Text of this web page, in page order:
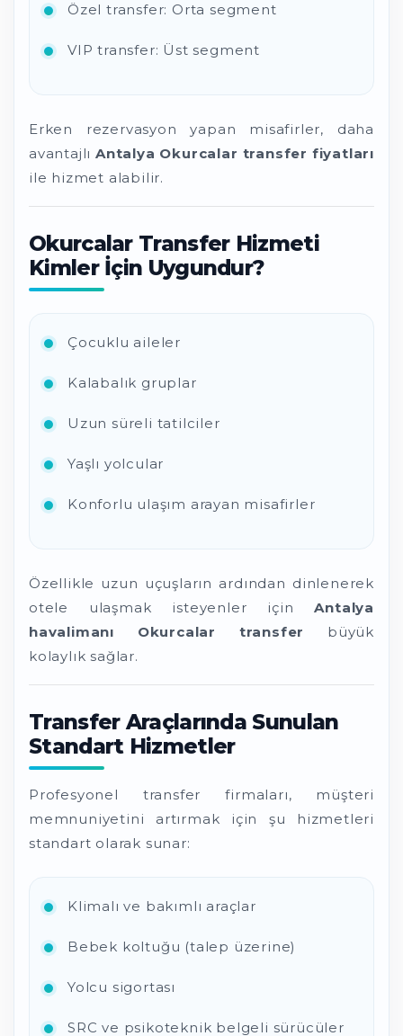
Özel transfer: Orta segment
VIP transfer: Üst segment
Erken rezervasyon yapan misafirler, daha
avantajlıAntalya Okurcalar transfer fiyatları
ile hizmet alabilir.
Okurcalar Transfer Hizmeti
Kimler İçin Uygundur?
Çocuklu aileler
Kalabalık gruplar
Uzun süreli tatilciler
Yaşlı yolcular
Konforlu ulaşım arayan misafirler
Özellikle uzun uçuşların ardından dinlenerek
otele ulaşmak isteyenler içinAntalya
havalimanı Okurcalar transfer
büyük
kolaylık sağlar.
Transfer Araçlarında Sunulan
Standart Hizmetler
Profesyonel transfer firmaları, müşteri
memnuniyetini artırmak için şu hizmetleri
standart olarak sunar:
Klimalı ve bakımlı araçlar
Bebek koltuğu (talep üzerine)
Yolcu sigortası
SRC ve psikoteknik belgeli sürücüler